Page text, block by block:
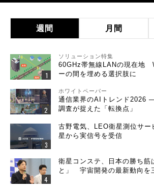
週間 月間
ソリューション特集
60GHz帯無線LANの現在地
ーの間を埋める選択肢に
ホワイトペーパー
通信業界のAIトレンド2026
調査が捉えた「転換点」
古野電気、LEO衛星測位サ
星から実信号を受信
衛星コンステ、日本の勝ち筋
と」 宇宙開発の最新動向を